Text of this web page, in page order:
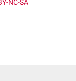
NC-SA